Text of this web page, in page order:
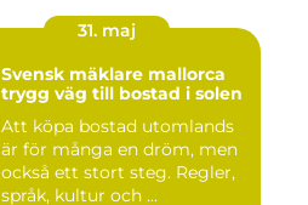
31. maj
Svensk mäklare mallorca
trygg väg till bostad i solen
Att köpa bostad utomlands
är för många en dröm, men
också ett stort steg. Regler,
språk, kultur och ...